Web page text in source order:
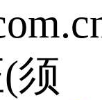
须